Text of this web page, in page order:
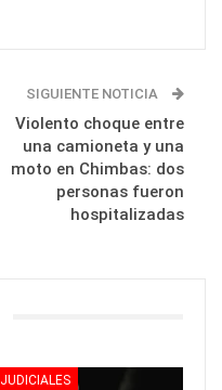
SIGUIENTE NOTICIA
Violento choque entre
una camioneta y una
moto en Chimbas: dos
personas fueron
hospitalizadas
JUDICIALES